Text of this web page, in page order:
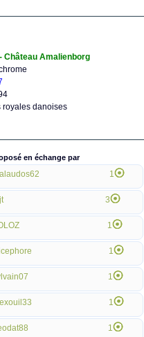
Château Amalienborg
royales danoises
en échange par
1
3
1
1
1
1
1